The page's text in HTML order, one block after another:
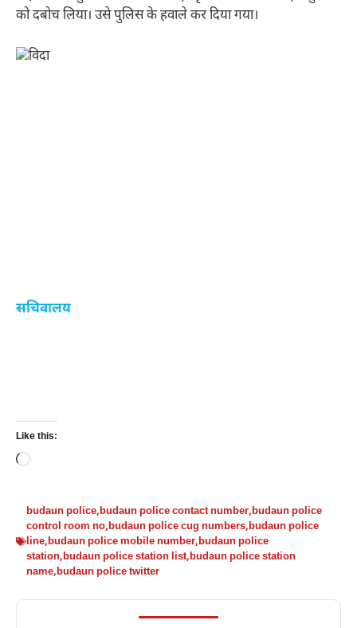
को दबोच लिया। उसे पुलिस के हवाले कर दिया गया।
सचिवालय
Like this:
Loading…
budaun police,budaun police contact number,budaun police
control room no,budaun police cug numbers,budaun police
line,budaun police mobile number,budaun police
station,budaun police station list,budaun police station
name,budaun police twitter